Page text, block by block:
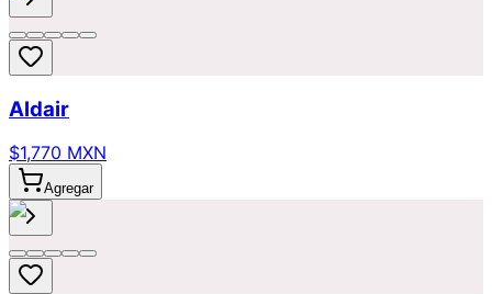
Aldair
$1,770 MXN
Agregar